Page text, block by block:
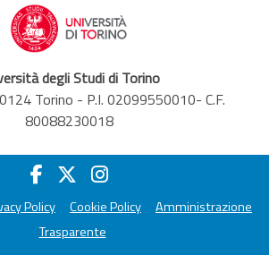
degli Studi di Torino
Torino - P.I. 02099550010- C.F.
80088230018
Policy Cookie Policy
Amministrazione
Trasparente